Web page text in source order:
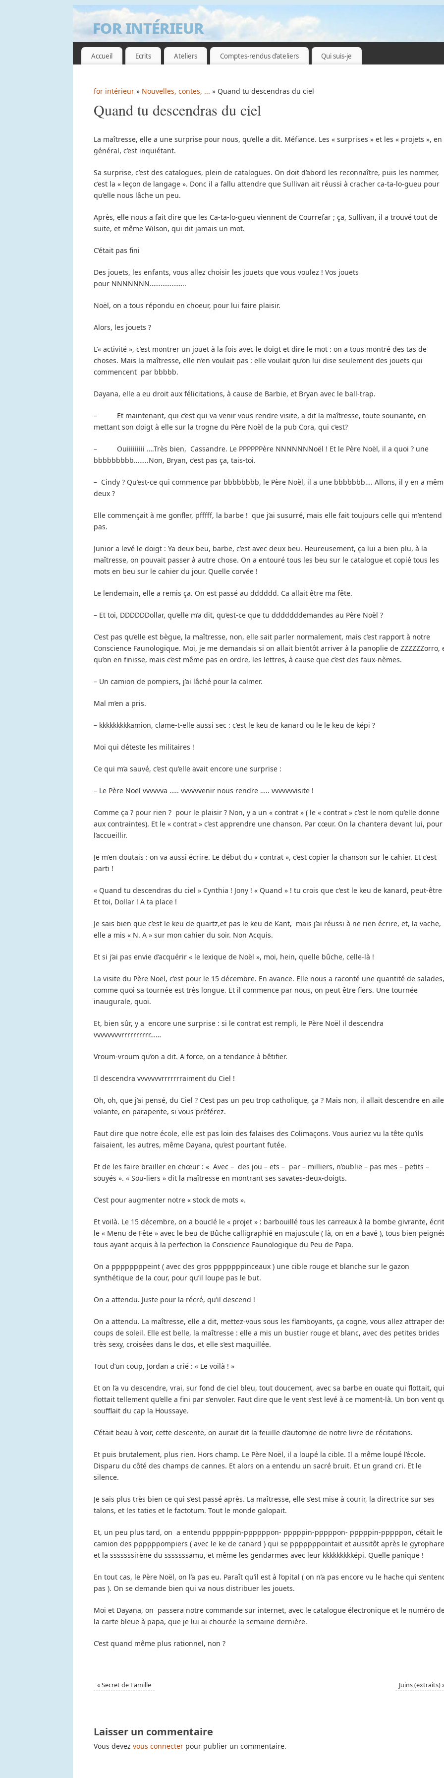
for intérieur
GUILLEMETTE DE GRISSAC
Accueil Ecrits Ateliers Comptes-rendus d’ateliers Qui suis-je
for intérieur » Nouvelles, contes, ... » Quand tu descendras du ciel
Quand tu descendras du ciel
La maîtresse, elle a une surprise pour nous, qu’elle a dit. Méfiance. Les « surprises » et les « projets », en
général, c’est inquiétant.
Sa surprise, c’est des catalogues, plein de catalogues. On doit d’abord les reconnaître, puis les nommer,
c’est la « leçon de langage ». Donc il a fallu attendre que Sullivan ait réussi à cracher ca-ta-lo-gueu pour
qu’elle nous lâche un peu.
Après, elle nous a fait dire que les Ca-ta-lo-gueu viennent de Courrefar ; ça, Sullivan, il a trouvé tout de
suite, et même Wilson, qui dit jamais un mot.
C’était pas fini
Des jouets, les enfants, vous allez choisir les jouets que vous voulez ! Vos jouets
pour NNNNNNN………………..
Noël, on a tous répondu en choeur, pour lui faire plaisir.
Alors, les jouets ?
L’« activité », c’est montrer un jouet à la fois avec le doigt et dire le mot : on a tous montré des tas de
choses. Mais la maîtresse, elle n’en voulait pas : elle voulait qu’on lui dise seulement des jouets qui
commencent par bbbbb.
Dayana, elle a eu droit aux félicitations, à cause de Barbie, et Bryan avec le ball-trap.
– Et maintenant, qui c’est qui va venir vous rendre visite, a dit la maîtresse, toute souriante, en
mettant son doigt à elle sur la trogne du Père Noël de la pub Cora, qui c’est?
– Ouiiiiiiiii ….Très bien, Cassandre. Le PPPPPPère NNNNNNNoël ! Et le Père Noël, il a quoi ? une
bbbbbbbbb……..Non, Bryan, c’est pas ça, tais-toi.
– Cindy ? Qu’est-ce qui commence par bbbbbbbb, le Père Noël, il a une bbbbbbb…. Allons, il y en a
deux ?
Elle commençait à me gonfler, pfffff, la barbe ! que j’ai susurré, mais elle fait toujours celle qui m’entend
pas.
Junior a levé le doigt : Ya deux beu, barbe, c’est avec deux beu. Heureusement, ça lui a bien plu, à la
maîtresse, on pouvait passer à autre chose. On a entouré tous les beu sur le catalogue et copié tous les
mots en beu sur le cahier du jour. Quelle corvée !
Le lendemain, elle a remis ça. On est passé au dddddd. Ca allait être ma fête.
– Et toi, DDDDDDollar, qu’elle m’a dit, qu’est-ce que tu dddddddemandes au Père Noël ?
C’est pas qu’elle est bègue, la maîtresse, non, elle sait parler normalement, mais c’est rapport à notre
Conscience Faunologique. Moi, je me demandais si on allait bientôt arriver à la panoplie de ZZZZZZorro,
qu’on en finisse, mais c’est même pas en ordre, les lettres, à cause que c’est des faux-nèmes.
– Un camion de pompiers, j’ai lâché pour la calmer.
Mal m’en a pris.
– kkkkkkkkkamion, clame-t-elle aussi sec : c’est le keu de kanard ou le le keu de képi ?
Moi qui déteste les militaires !
Ce qui m’a sauvé, c’est qu’elle avait encore une surprise :
– Le Père Noël vvvvvva ….. vvvvvvenir nous rendre ….. vvvvvvvisite !
Comme ça ? pour rien ? pour le plaisir ? Non, y a un « contrat » ( le « contrat » c’est le nom qu’elle donne
aux contraintes). Et le « contrat » c’est apprendre une chanson. Par cœur. On la chantera devant lui, pour
l’accueillir.
Je m’en doutais : on va aussi écrire. Le début du « contrat », c’est copier la chanson sur le cahier. Et c’est
parti !
« Quand tu descendras du ciel » Cynthia ! Jony ! « Quand » ! tu crois que c’est le keu de kanard, peut-être
Et toi, Dollar ! A ta place !
Je sais bien que c’est le keu de quartz,et pas le keu de Kant, mais j’ai réussi à ne rien écrire, et, la vache,
elle a mis « N. A » sur mon cahier du soir. Non Acquis.
Et si j’ai pas envie d’acquérir « le lexique de Noël », moi, hein, quelle bûche, celle-là !
La visite du Père Noël, c’est pour le 15 décembre. En avance. Elle nous a raconté une quantité de salades,
comme quoi sa tournée est très longue. Et il commence par nous, on peut être fiers. Une tournée
inaugurale, quoi.
Et, bien sûr, y a encore une surprise : si le contrat est rempli, le Père Noël il descendra
vvvvvvvvrrrrrrrrrr……
Vroum-vroum qu’on a dit. A force, on a tendance à bêtifier.
Il descendra vvvvvvvrrrrrrraiment du Ciel !
Oh, oh, que j’ai pensé, du Ciel ? C’est pas un peu trop catholique, ça ? Mais non, il allait descendre en aile
volante, en parapente, si vous préférez.
Faut dire que notre école, elle est pas loin des falaises des Colimaçons. Vous auriez vu la tête qu’ils
faisaient, les autres, même Dayana, qu’est pourtant futée.
Et de les faire brailler en chœur : « Avec – des jou – ets – par – milliers, n’oublie – pas mes – petits –
souyés ». « Sou-liers » dit la maîtresse en montrant ses savates-deux-doigts.
C’est pour augmenter notre « stock de mots ».
Et voilà. Le 15 décembre, on a bouclé le « projet » : barbouillé tous les carreaux à la bombe givrante, écrit
le « Menu de Fête » avec le beu de Bûche calligraphié en majuscule ( là, on en a bavé ), tous bien
tous ayant acquis à la perfection la Conscience Faunologique du Peu de Papa.
On a ppppppppeint ( avec des gros pppppppinceaux ) une cible rouge et blanche sur le gazon
synthétique de la cour, pour qu’il loupe pas le but.
On a attendu. Juste pour la récré, qu’il descend !
On a attendu. La maîtresse, elle a dit, mettez-vous sous les flamboyants, ça cogne, vous allez attraper
coups de soleil. Elle est belle, la maîtresse : elle a mis un bustier rouge et blanc, avec des petites brides
très sexy, croisées dans le dos, et elle s’est maquillée.
Tout d’un coup, Jordan a crié : « Le voilà ! »
Et on l’a vu descendre, vrai, sur fond de ciel bleu, tout doucement, avec sa barbe en ouate qui flottait, qui
flottait tellement qu’elle a fini par s’envoler. Faut dire que le vent s’est levé à ce moment-là. Un bon vent
soufflait du cap la Houssaye.
C’était beau à voir, cette descente, on aurait dit la feuille d’automne de notre livre de récitations.
Et puis brutalement, plus rien. Hors champ. Le Père Noël, il a loupé la cible. Il a même loupé l’école.
Disparu du côté des champs de cannes. Et alors on a entendu un sacré bruit. Et un grand cri. Et le
silence.
Je sais plus très bien ce qui s’est passé après. La maîtresse, elle s’est mise à courir, la directrice sur ses
talons, et les taties et le factotum. Tout le monde galopait.
Et, un peu plus tard, on a entendu pppppin-ppppppon- pppppin-pppppon- pppppin-pppppon, c’était le
camion des ppppppompiers ( avec le ke de canard ) qui se pppppppointait et aussitôt après le gyrophare
et la sssssssirène du sssssssamu, et même les gendarmes avec leur kkkkkkkkképi. Quelle panique !
En tout cas, le Père Noël, on l’a pas eu. Paraît qu’il est à l’opital ( on n’a pas encore vu le hache qui
pas ). On se demande bien qui va nous distribuer les jouets.
Moi et Dayana, on passera notre commande sur internet, avec le catalogue électronique et le numéro
la carte bleue à papa, que je lui ai chourée la semaine dernière.
C’est quand même plus rationnel, non ?
«Secret de Famille Juins (extraits)
Laisser un commentaire
Vous devez vous connecter pour publier un commentaire.